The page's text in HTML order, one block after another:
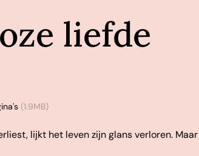
liefde
(1.9MB)
lijkt het leven zijn glans verloren.